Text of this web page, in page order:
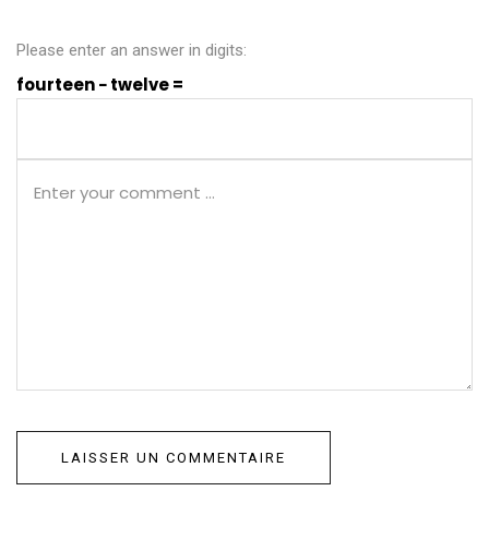
Please enter an answer in digits:
fourteen − twelve =